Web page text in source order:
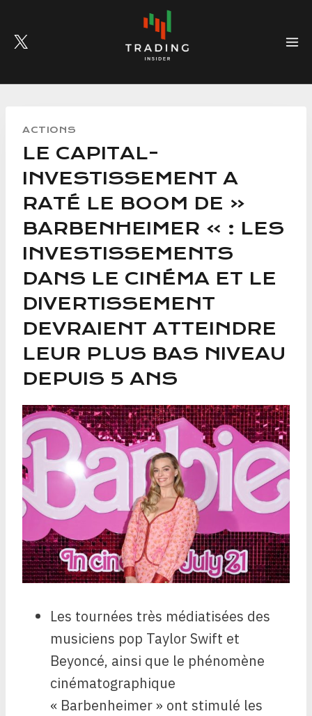
content
ACTIONS
LE CAPITAL-
INVESTISSEMENT A
RATÉ LE BOOM DE «
BARBENHEIMER » : LES
INVESTISSEMENTS
DANS LE CINÉMA ET LE
DIVERTISSEMENT
DEVRAIENT ATTEINDRE
LEUR PLUS BAS NIVEAU
DEPUIS 5 ANS
Les tournées très médiatisées des
musiciens pop Taylor Swift et
Beyoncé, ainsi que le phénomène
cinématographique
« Barbenheimer » ont stimulé les